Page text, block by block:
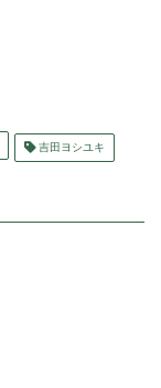
吉田ヨシユキ